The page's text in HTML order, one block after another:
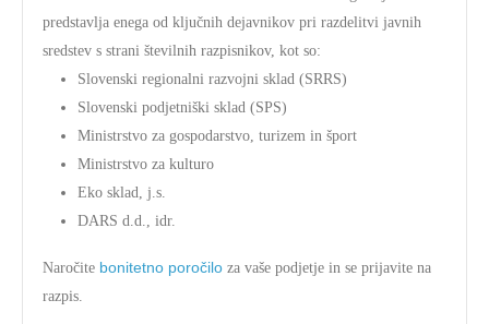
predstavlja enega od ključnih dejavnikov pri razdelitvi javnih
sredstev s strani številnih razpisnikov, kot so:
Slovenski regionalni razvojni sklad (SRRS)
Slovenski podjetniški sklad (SPS)
Ministrstvo za gospodarstvo, turizem in šport
Ministrstvo za kulturo
Eko sklad, j.s.
DARS d.d., idr.
Naročite bonitetno poročilo za vaše podjetje in se prijavite na
razpis.